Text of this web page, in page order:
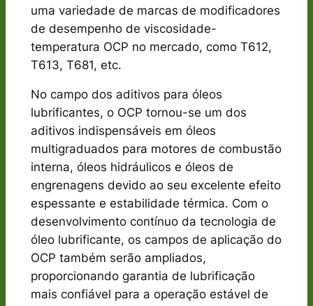
uma variedade de marcas de modificadores
de desempenho de viscosidade-
temperatura OCP no mercado, como T612,
T613, T681, etc.
No campo dos aditivos para óleos
lubrificantes, o OCP tornou-se um dos
aditivos indispensáveis ​​em óleos
multigraduados para motores de combustão
interna, óleos hidráulicos e óleos de
engrenagens devido ao seu excelente efeito
espessante e estabilidade térmica. Com o
desenvolvimento contínuo da tecnologia de
óleo lubrificante, os campos de aplicação do
OCP também serão ampliados,
proporcionando garantia de lubrificação
mais confiável para a operação estável de